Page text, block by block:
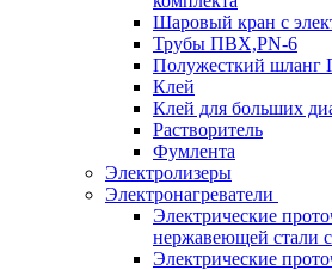
Шаровый кран с
Трубы ПВХ,PN-6
Полужесткий
Клей
Клей для больших
Растворитель
Фумлента
Электролизеры
Электронагреватели
Электрические
нержавеющей стали
Электрические